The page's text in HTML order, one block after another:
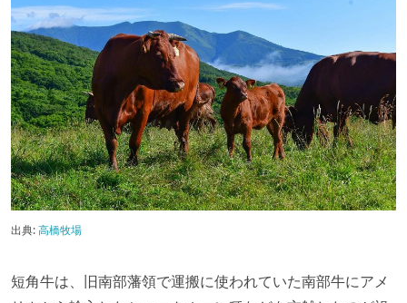
出典:高橋牧場
短角牛は、旧南部藩領で運搬に使われていた南部牛にアメ